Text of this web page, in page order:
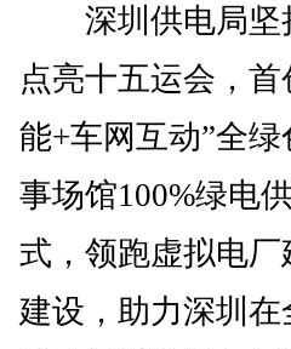
深圳供电局坚
点亮十五运会，
能+车网互动”全
事场馆100%绿电
式，领跑虚拟电
建设，助力深圳